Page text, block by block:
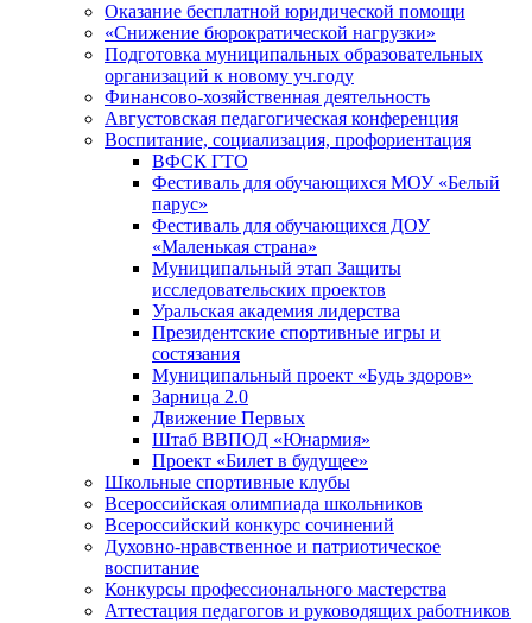
Оказание бесплатной юридической помощи
«Снижение бюрократической нагрузки»
Подготовка муниципальных образовательных
организаций к новому уч.году
Финансово-хозяйственная деятельность
Августовская педагогическая конференция
Воспитание, социализация, профориентация
ВФСК ГТО
Фестиваль для обучающихся МОУ «Белый
парус»
Фестиваль для обучающихся ДОУ
«Маленькая страна»
Муниципальный этап Защиты
исследовательских проектов
Уральская академия лидерства
Президентские спортивные игры и
состязания
Муниципальный проект «Будь здоров»
Зарница 2.0
Движение Первых
Штаб ВВПОД «Юнармия»
Проект «Билет в будущее»
Школьные спортивные клубы
Всероссийская олимпиада школьников
Всероссийский конкурс сочинений
Духовно-нравственное и патриотическое
воспитание
Конкурсы профессионального мастерства
Аттестация педагогов и руководящих работников